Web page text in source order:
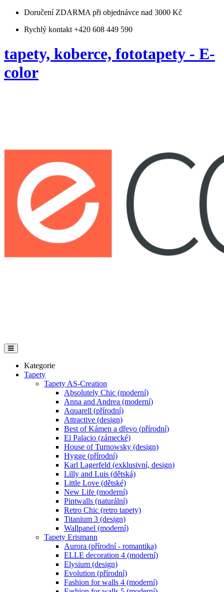
Doručení ZDARMA při objednávce nad 3000 Kč
Rychlý kontakt +420 608 449 590
tapety, koberce, fototapety - E-
color
Kategorie
Tapety
Tapety AS-Creation
Absolutely Chic (moderní)
Anna and Andrea (moderní)
Aquarell (přírodní)
Attractive (design)
Best of Kámen a dřevo (přírodní)
El Palacio (zámecké)
House of Turnowsky (design)
Hygge (přírodní)
Karl Lagerfeld (exklusivní, design)
Lilly and Luis (dětská)
Little Love (dětské)
New Life (moderní)
Pintwalls (naturální)
Retro Chic (retro tapety)
Titanium 3 (design)
Wallpanel (moderní)
Tapety Erismann
Aurora (přírodní - romantika)
ELLE decoration 4 (moderní)
Elysium (design)
Evolution (přírodní)
Fashion for walls 4 (moderní)